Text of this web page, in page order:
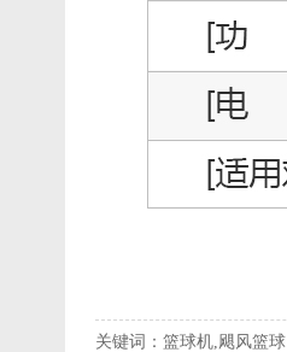
关键词：篮球机,飓风篮球